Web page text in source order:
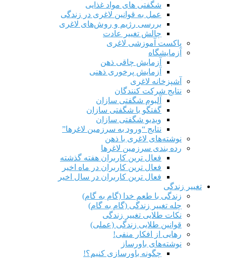
شگفتی های مواد غذایی
عمل به قوانین لاغری در زندگی
بررسی رژیم‌ و روش‌های لاغری
چالش تغییر عادت
پاکست آموزشی لاغری
آزمایشگاه
آزمایش چاقی ذهن
آزمایش پرخوری ذهنی
آشپزخانه لاغری
نتایج شرکت کنندگان
آلبوم شگفتی سازان
گفتگو با شگفتی سازان
ویدیو شگفتی سازان
نتایج “ورود به سرزمین لاغرها”
نوشته‌های لاغری با ذهن
رده بندی سرزمین لاغرها
فعال ترین کاربران هفته گذشته
فعال ترین کاربران در ماه اخیر
فعال ترین کاربران در سال اخیر
تغییر زندگی
زندگی با طعم خدا (گام به گام)
چله تغییر زندگی (گام به گام)
نکات طلایی تغییر زندگی
قوانین طلایی زندگی (عملی)
رهایی از افکار منفی!
نوشته‌های باورساز
چگونه باورسازی کنیم؟!